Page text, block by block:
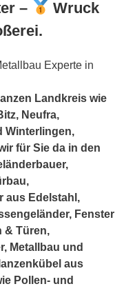
–
Wruck
Experte in
Landkreis wie
Neufra,
Winterlingen,
für Sie da in den
aus Edelstahl,
Fenster
& Türen,
Metallbau und
aus
Pollen- und